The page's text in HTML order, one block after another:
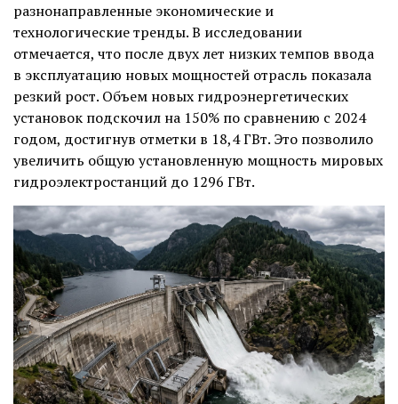
разнонаправленные экономические и
технологические тренды. В исследовании
отмечается, что после двух лет низких темпов ввода
в эксплуатацию новых мощностей отрасль показала
резкий рост. Объем новых гидроэнергетических
установок подскочил на 150% по сравнению с 2024
годом, достигнув отметки в 18,4 ГВт. Это позволило
увеличить общую установленную мощность мировых
гидроэлектростанций до 1296 ГВт.